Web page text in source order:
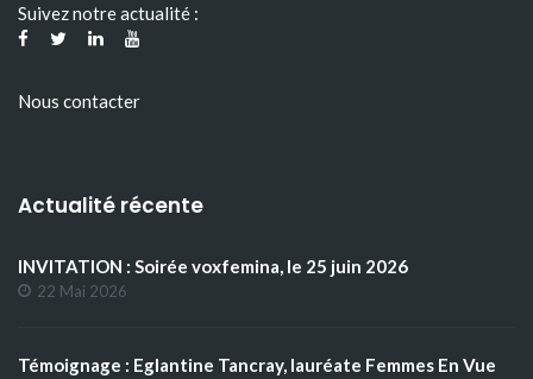
Suivez notre actualité :
Nous contacter
Actualité récente
INVITATION : Soirée voxfemina, le 25 juin 2026
22 Mai 2026
Témoignage : Eglantine Tancray, lauréate Femmes En Vue